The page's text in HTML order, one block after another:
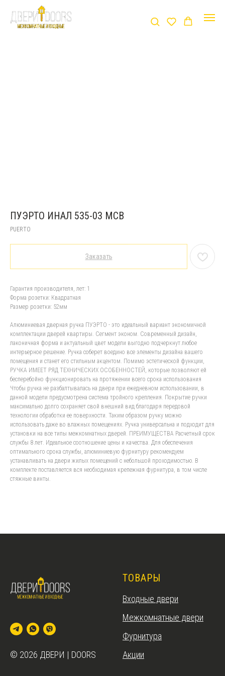
ПУЭРТО ИНАЛ 535-03 MСВ
PUERTO
Заказать
Гарантия производителя, лет: 1
Форма розетки: Квадратная
Размер розетки: 52мм
Алюминиевая дверная ручка ПУЭРТО - это идеальный вариант экономичной
комплектации дверей квартиры. Сегмент эконом. Современный дизайн,
лаконичная форма и актуальный цвет модели выгодно подчеркнут любое
интерьерное решение. Ручка соберет воедино все элементы дизайна вашего
помещения и станет его стильным акцентом. Помимо эстетической функции,
РУЧКА ИМЕЕТ РЯД ТЕХНИЧЕСКИХ ОСОБЕННОСТЕЙ, которые позволяют ей
бесперебойно функционировать на протяжении всего срока использования
Чтобы ручка не разбалтывалась на двери при ежедневном использовании, в
данной модели предусмотрена система тройного крепления. Покрытие ручки
максимально долго сохраняет свой внешний вид благодаря передовой
технологии обработки ее поверхности. Таким образом ручку можно
использовать даже во влажных помещениях. Ручка универсальна и подходит для
установки на все типы межкомнатных дверей. ПРЕИМУЩЕСТВА Расчетный срок
службы 8 лет. Идеальное соотношение цены и качества. Для обеспечения
оптимального срока службы, алюминиевую фурнитуру рекомендуем
устанавливать на двери жилых помещений с небольшой проходимостью. В
комплекте поставляется вся необходимая крепежная фурнитура, в том числе
стяжные винты.
© 2026 ДВЕРИ | DOORS
ТОВАРЫ
Входные двери
Межкомнатные двери
Фурнитура
Акции